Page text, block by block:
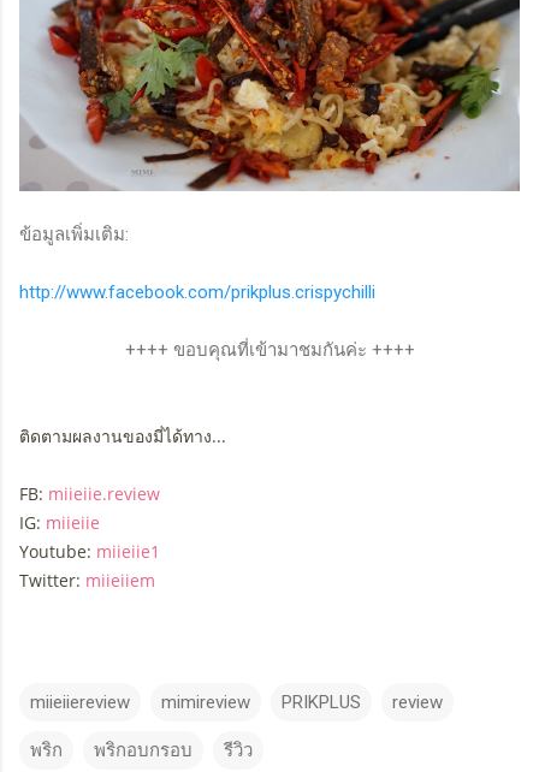
ข้อมูลเพิ่มเติม:
http://www.facebook.com/prikplus.crispychilli
++++ ขอบคุณที่เข้ามาชมกันค่ะ ++++
ติดตามผลงานของมี่ได้ทาง...
FB: miieiie.review
IG: miieiie
Youtube: miieiie1
Twitter: miieiiem
miieiiereview mimireview PRIKPLUS review
พริก พริกอบกรอบ
รีวิว